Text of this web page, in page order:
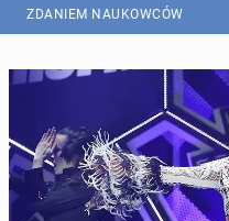
ZDANIEM NAUKOWCÓW